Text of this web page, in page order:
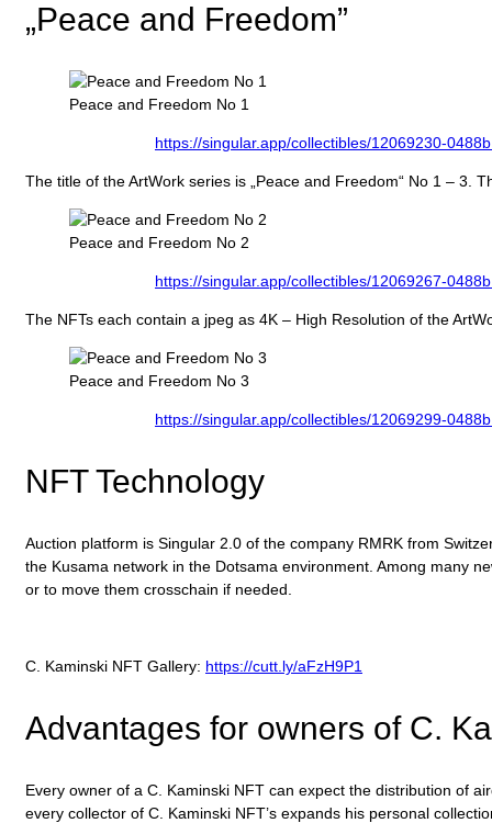
„Peace and Freedom”
Peace and Freedom No 1
https://singular.app/collectibles/12069230-
The title of the ArtWork series is „Peace and Freedom“ No 1 – 3.
Peace and Freedom No 2
https://singular.app/collectibles/12069267-
The NFTs each contain a jpeg as 4K – High Resolution of the
Peace and Freedom No 3
https://singular.app/collectibles/12069299-
NFT Technology
Auction platform is Singular 2.0 of the company RMRK from
the Kusama network in the Dotsama environment. Among many
or to move them crosschain if needed.
C. Kaminski NFT Gallery: https://cutt.ly/aFzH9P1
Advantages for owners of C.
Every owner of a C. Kaminski NFT can expect the distribution of
every collector of C. Kaminski NFT’s expands his personal